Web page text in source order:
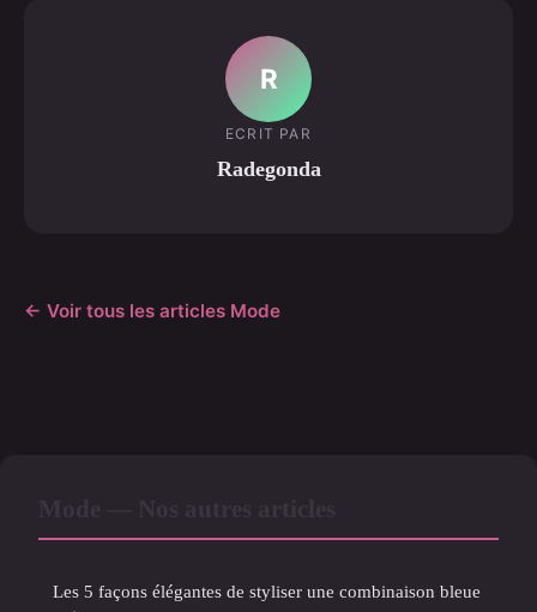
R
ECRIT PAR
Radegonda
← Voir tous les articles Mode
Les 5 façons élégantes de styliser une combinaison bleue